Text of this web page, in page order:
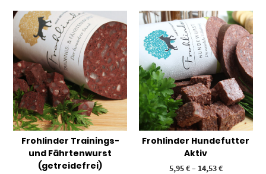
Frohlinder Trainings-
und Fährtenwurst
(getreidefrei)
Frohlinder Hundefutter
Aktiv
5,95€– 14,53€